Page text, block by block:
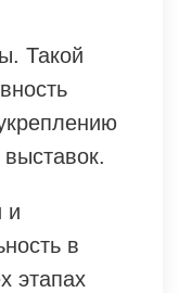
Такой
и
в
этапах